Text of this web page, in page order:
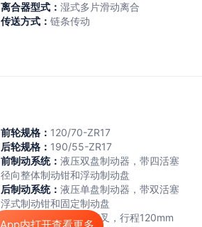
离合器型式： 湿式多片滑动离合
传送方式： 链条传动
前轮规格： 120/70-ZR17
后轮规格： 190/55-ZR17
前制动系统： 液压双盘制动器，带四活塞
径向整体制动钳和浮动制动盘
后制动系统： 液压单盘制动器，带双活塞
浮式制动钳和固定制动盘
前悬挂系统： 倒置伸缩叉，行程120mm